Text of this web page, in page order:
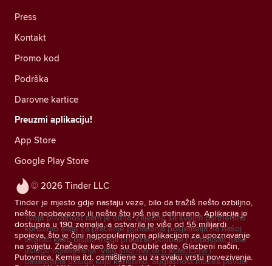
© 2026 Tinder LLC
Tinder je mjesto gdje nastaju veze, bilo da tražiš nešto ozbiljno,
nešto neobavezno ili nešto što još nije definirano. Aplikacija je
dostupna u 190 zemalja, a ostvarila je više od 55 milijardi
spojeva, što je čini najpopularnijom aplikacijom za upoznavanje
na svijetu. Značajke kao što su Double date, Glazbeni način,
Putovnica, Kemija itd. osmišljene su za svaku vrstu povezivanja.
Press
Kontakt
Promo kod
Podrška
Darovne kartice
Preuzmi aplikaciju!
App Store
Google Play Store
Tvoja privatnost nam je bitna. Zajedno sa svojim partnerima
koristimo alate za praćenje ponašanja posjetitelja na našoj
stranici kako bismo mogli prikazati ponude i poboljšati naše
usluge oglašavanja. Više informacija o kolačićima i
davateljima usluga koje koristimo. Suglasnost možeš povući